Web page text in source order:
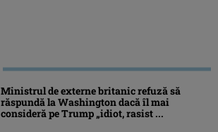
Ministrul de externe britanic refuză să
răspundă la Washington dacă îl mai
consideră pe Trump „idiot, rasist ...